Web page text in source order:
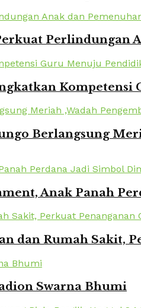
Perlindungan
Berlangsung
Anak Panah
dan Rumah Sakit,
Swarna Bhumi